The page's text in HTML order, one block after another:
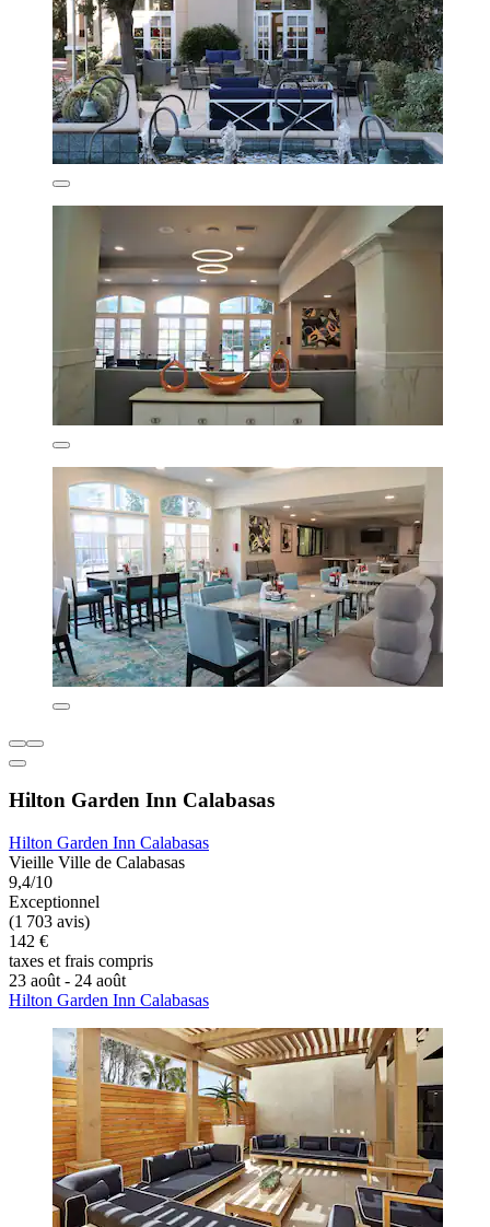
Hilton Garden Inn Calabasas
Hilton Garden Inn Calabasas
Vieille Ville de Calabasas
9,4/10
Exceptionnel
(1 703 avis)
142 €
taxes et frais compris
23 août - 24 août
Hilton Garden Inn Calabasas